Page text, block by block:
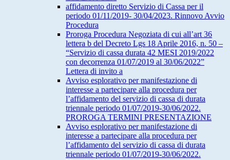
affidamento diretto Servizio di Cassa per il
periodo 01/11/2019- 30/04/2023. Rinnovo Avvio
Procedura
Proroga Procedura Negoziata di cui all’art 36
lettera b del Decreto Lgs 18 Aprile 2016, n. 50 –
“Servizio di cassa durata 42 MESI 2019/2022
con decorrenza 01/07/2019 al 30/06/2022”
Lettera di invito a
Avviso esplorativo per manifestazione di
interesse a partecipare alla procedura per
l’affidamento del servizio di cassa di durata
triennale periodo 01/07/2019-30/06/2022.
PROROGA TERMINI PRESENTAZIONE
Avviso esplorativo per manifestazione di
interesse a partecipare alla procedura per
l’affidamento del servizio di cassa di durata
triennale periodo 01/07/2019-30/06/2022.